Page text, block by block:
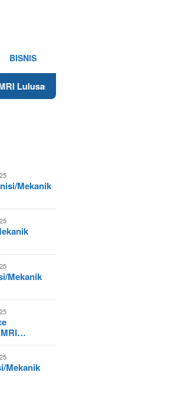
BISNIS
SMA/SMK Terdekat di Cilacap Tahun
Mekanik
Mekanik
Mekanik